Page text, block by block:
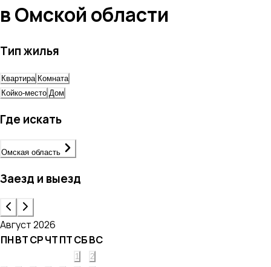
в Омской области
Тип жилья
Квартира Комната
Койко-место Дом
Где искать
Омская область
Заезд и выезд
Август 2026
ПНВТСРЧТПТСБВС
1
2